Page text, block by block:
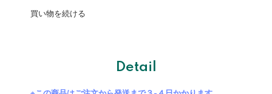
買い物を続ける
Detail